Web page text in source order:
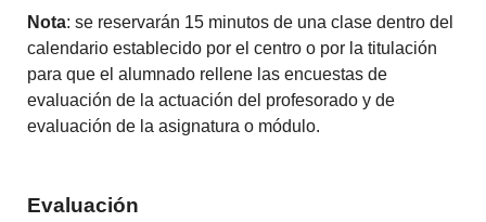
Nota: se reservarán 15 minutos de una clase dentro del
calendario establecido por el centro o por la titulación
para que el alumnado rellene las encuestas de
evaluación de la actuación del profesorado y de
evaluación de la asignatura o módulo.
Evaluación